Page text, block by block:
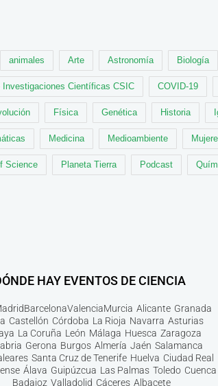
animales Arte Astronomía Biología
Investigaciones Científicas CSIC COVID-19
Física Genética Historia
Medicina Medioambiente
Science Planeta Tierra Podcast
HAY EVENTOS DE CIENCIA
BarcelonaValenciaMurcia Alicante Granada
Castellón Córdoba La Rioja Navarra Asturias
La Coruña León Málaga Huesca Zaragoza
Gerona Burgos Almería Jaén Salamanca
Santa Cruz de Tenerife Huelva Ciudad Real
Álava Guipúzcua Las Palmas Toledo Cuenca
Badajoz Valladolid Cáceres Albacete